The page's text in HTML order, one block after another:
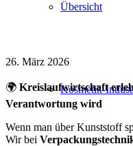
Übersicht
Kosmetik-
26. März 2026
🌍 Kreislaufwirtschaft
Verantwortung wird
Wenn man über Kunststoff
Wir bei